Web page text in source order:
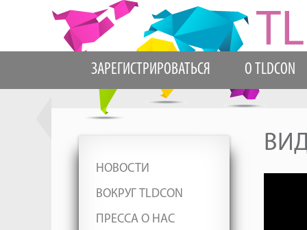
ЗАРЕГИСТРИРОВАТЬСЯ О TLDCON
НОВОСТИ
ВОКРУГ TLDCON
ПРЕССА О НАС